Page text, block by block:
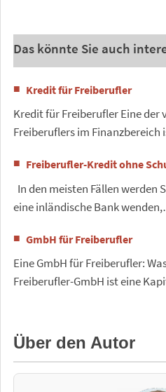
Das könnte Sie auch
Kredit für Freiberufler
Kredit für Freiberufler Eine der
Freiberuflers im Finanzbereich
Freiberufler-Kredit ohne
In den meisten Fällen werden
eine inländische Bank
GmbH für Freiberufler
Eine GmbH für Freiberufler:
Freiberufler-GmbH ist eine
Über den Autor